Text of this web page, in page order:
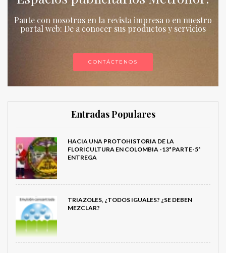
Paute con nosotros en la revista impresa o en nuestro
portal web: De a conocer sus productos y servicios
CONTÁCTENOS
Entradas Populares
HACIA UNA PROTOHISTORIA DE LA
FLORICULTURA EN COLOMBIA -13ª PARTE-5ª
ENTREGA
TRIAZOLES, ¿TODOS IGUALES? ¿SE DEBEN
MEZCLAR?